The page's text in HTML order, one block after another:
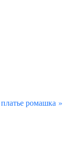
ромашка